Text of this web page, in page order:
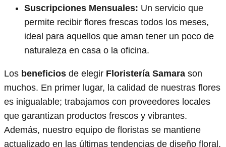
Suscripciones Mensuales: Un servicio que
permite recibir flores frescas todos los meses,
ideal para aquellos que aman tener un poco de
naturaleza en casa o la oficina.
Los beneficios de elegir Floristería Samara son
muchos. En primer lugar, la calidad de nuestras flores
es inigualable; trabajamos con proveedores locales
que garantizan productos frescos y vibrantes.
Además, nuestro equipo de floristas se mantiene
actualizado en las últimas tendencias de diseño floral,